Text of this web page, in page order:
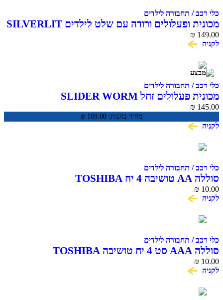
כלי רכב / תחבורה לילדים
מכונית ופעלולים ורודה עם שלט לילדים SILVERLIT
TOOKO
₪ 149.00
לקניה
כלי רכב / תחבורה לילדים
מכונית פעלולים זחל SLIDER WORM
מחיר בחנות: ₪ 169.00
₪ 145.00
לקניה
כלי רכב / תחבורה לילדים
סוללה AA טושיבה 4 יח TOSHIBA
₪ 10.00
לקניה
כלי רכב / תחבורה לילדים
סוללה AAA סט 4 יח טושיבה TOSHIBA
₪ 10.00
לקניה